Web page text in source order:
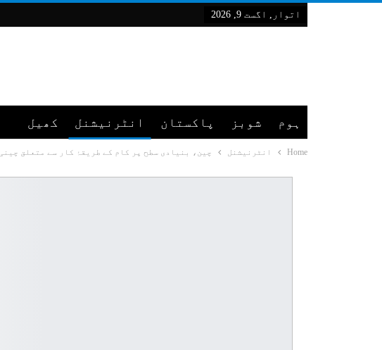
اتوار, اگست 9, 2026
ہوم شوبز پاکستان انٹرنیشنل کھیل
Home انٹرنیشنل چین، بنیادی سطح پر کام کے طریقۂ کار سے متعلق